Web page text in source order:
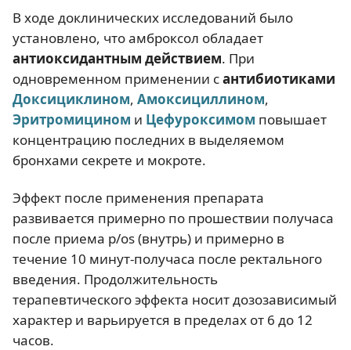
В ходе доклинических исследований было
установлено, что амброксол обладает
антиоксидантным действием. При
одновременном применении сантибиотиками
Доксициклином, Амоксициллином,
Эритромицином и Цефуроксимом повышает
концентрацию последних в выделяемом
бронхами секрете и мокроте.
Эффект после применения препарата
развивается примерно по прошествии получаса
после приема p/os (внутрь) и примерно в
течение 10 минут-получаса после ректального
введения. Продолжительность
терапевтического эффекта носит дозозависимый
характер и варьируется в пределах от 6 до 12
часов.